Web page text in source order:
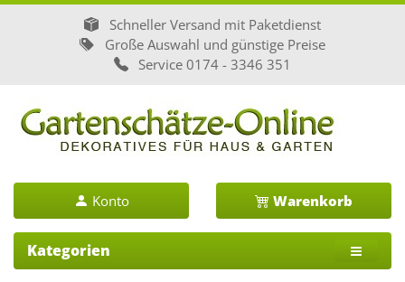
Schneller Versand mit Paketdienst
Große Auswahl und günstige Preise
Service0174 - 3346 351
Konto Warenkorb
Kategorien